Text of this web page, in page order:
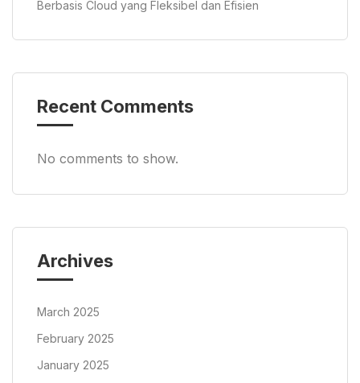
Berbasis Cloud yang Fleksibel dan Efisien
Recent Comments
No comments to show.
Archives
March 2025
February 2025
January 2025